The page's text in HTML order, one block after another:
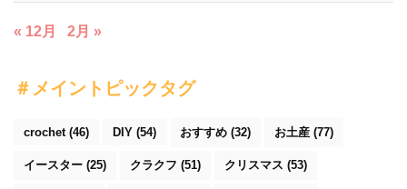
« 12月 2月 »
＃メイントピックタグ
crochet (46) DIY (54) おすすめ (32) お土産 (77)
イースター (25) クラクフ (51) クリスマス (53)